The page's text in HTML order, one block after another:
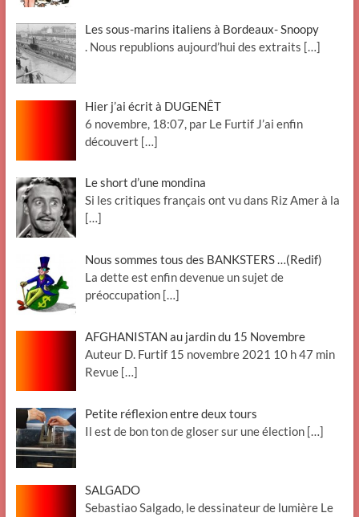
Les sous-marins italiens à Bordeaux- Snoopy
. Nous republions aujourd’hui des extraits […]
Hier j’ai écrit à DUGENÊT
6 novembre, 18:07, par Le Furtif J’ai enfin
découvert […]
Le short d’une mondina
Si les critiques français ont vu dans Riz Amer à la
[…]
Nous sommes tous des BANKSTERS …(Redif)
La dette est enfin devenue un sujet de
préoccupation […]
AFGHANISTAN au jardin du 15 Novembre
Auteur D. Furtif 15 novembre 2021 10 h 47 min
Revue […]
Petite réflexion entre deux tours
Il est de bon ton de gloser sur une élection […]
SALGADO
Sebastiao Salgado, le dessinateur de lumière Le